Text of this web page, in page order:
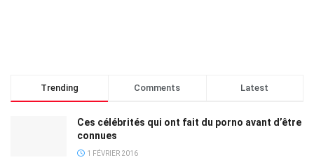
Trending Comments Latest
Ces célébrités qui ont fait du porno avant d’être
connues
1 FÉVRIER 2016